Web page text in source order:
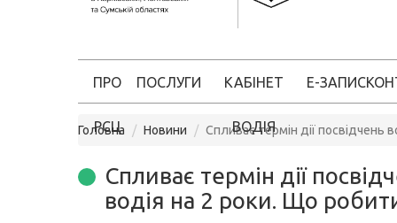
ПРО
РСЦ
ПОСЛУГИ КАБІНЕТ
ВОДІЯ
Е-ЗАПИС
Головна Новини Спливає термін дії посвідчень
Спливає термін дії
водія на 2 роки. Що